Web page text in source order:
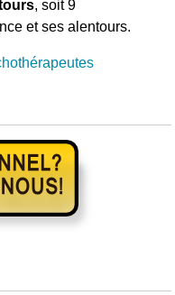
, soit 9
et ses alentours.